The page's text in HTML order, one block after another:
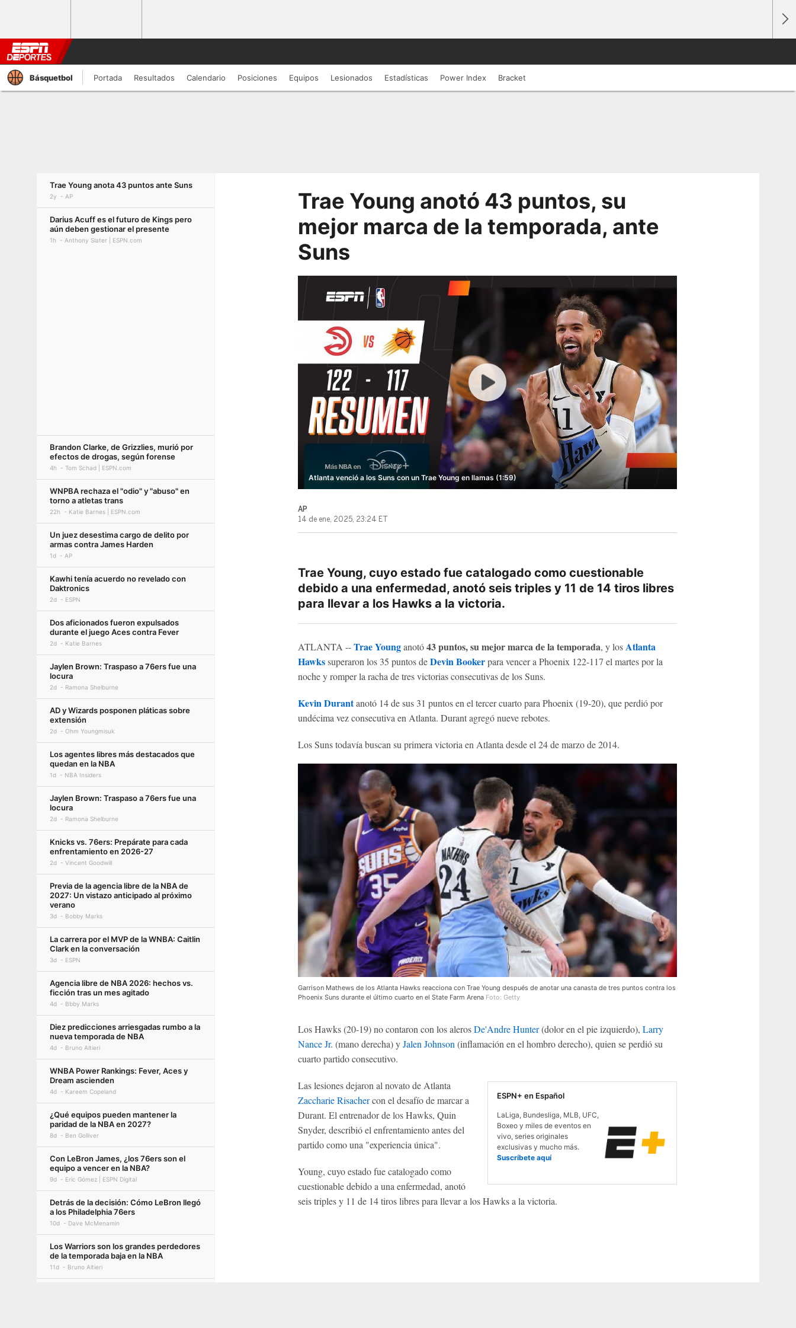
Básquetbol Portada Resultados Calendario Posiciones Equipos Lesionados Estadí­sticas Power Index Bracket
Trae Young anota 43 puntos ante Suns
2y AP
Darius Acuff es el futuro de Kings pero
aún deben gestionar el presente
1h Anthony Slater | ESPN.com
Brandon Clarke, de Grizzlies, murió por
efectos de drogas, según forense
4h Tom Schad | ESPN.com
WNPBA rechaza el "odio" y "abuso" en
torno a atletas trans
22h Katie Barnes | ESPN.com
Un juez desestima cargo de delito por
armas contra James Harden
1d AP
Kawhi tenía acuerdo no revelado con
Daktronics
2d ESPN
Dos aficionados fueron expulsados
durante el juego Aces contra Fever
2d Katie Barnes
Jaylen Brown: Traspaso a 76ers fue una
locura
2d Ramona Shelburne
AD y Wizards posponen pláticas sobre
extensión
2d Ohm Youngmisuk
Los agentes libres más destacados que
quedan en la NBA
1d NBA Insiders
Jaylen Brown: Traspaso a 76ers fue una
locura
2d Ramona Shelburne
Knicks vs. 76ers: Prepárate para cada
enfrentamiento en 2026-27
2d Vincent Goodwill
Previa de la agencia libre de la NBA de
2027: Un vistazo anticipado al próximo
verano
3d Bobby Marks
La carrera por el MVP de la WNBA: Caitlin
Clark en la conversación
3d ESPN
Agencia libre de NBA 2026: hechos vs.
ficción tras un mes agitado
4d Bbby Marks
Diez predicciones arriesgadas rumbo a la
nueva temporada de NBA
4d Bruno Altieri
WNBA Power Rankings: Fever, Aces y
Dream ascienden
4d Kareem Copeland
¿Qué equipos pueden mantener la
paridad de la NBA en 2027?
8d Ben Golliver
Con LeBron James, ¿los 76ers son el
equipo a vencer en la NBA?
9d Eric Gómez | ESPN Digital
Detrás de la decisión: Cómo LeBron llegó
a los Philadelphia 76ers
10d Dave McMenamin
Los Warriors son los grandes perdedores
de la temporada baja en la NBA
11d Bruno Altieri
Trae Young anotó 43 puntos, su
mejor marca de la temporada, ante
Suns
Atlanta venció a los Suns con un Trae Young en llamas (1:59)
AP
14 de ene, 2025, 23:24 ET
Trae Young, cuyo estado fue catalogado como cuestionable
debido a una enfermedad, anotó seis triples y 11 de 14 tiros libres
para llevar a los Hawks a la victoria.
ATLANTA --Trae Young anotó43 puntos, su mejor marca de la temporada, y losAtlanta
Hawkssuperaron los 35 puntos deDevin Bookerpara vencer a Phoenix 122-117 el martes por la
noche y romper la racha de tres victorias consecutivas de los Suns.
Kevin Durantanotó 14 de sus 31 puntos en el tercer cuarto para Phoenix (19-20), que perdió por
undécima vez consecutiva en Atlanta. Durant agregó nueve rebotes.
Los Suns todavía buscan su primera victoria en Atlanta desde el 24 de marzo de 2014.
Garrison Mathews de los Atlanta Hawks reacciona con Trae Young después de anotar una canasta de tres puntos contra los
Phoenix Suns durante el último cuarto en el State Farm Arena Foto: Getty
Los Hawks (20-19) no contaron con los alerosDe'Andre Hunter(dolor en el pie izquierdo), Larry
Nance Jr. (mano derecha) yJalen Johnson(inflamación en el hombro derecho), quien se perdió su
cuarto partido consecutivo.
ESPN+ en Español
LaLiga, Bundesliga, MLB, UFC,
Boxeo y miles de eventos en
vivo, series originales
exclusivas y mucho más.
Suscríbete aquí
Las lesiones dejaron al novato de Atlanta
Zaccharie Risachercon el desafío de marcar a
Durant. El entrenador de los Hawks, Quin
Snyder, describió el enfrentamiento antes del
partido como una "experiencia única".
Young, cuyo estado fue catalogado como
cuestionable debido a una enfermedad, anotó
seis triples y 11 de 14 tiros libres para llevar a los Hawks a la victoria.